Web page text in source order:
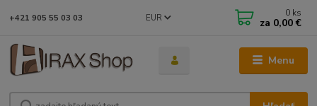
Menu
EUR
+421 905 55 03 03 0 ks
za 0,00 €